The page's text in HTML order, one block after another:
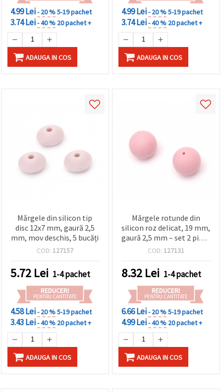
4.99 Lei- 20 %5-19 pachet
3.74 Lei- 40 % 20 pachet +
ADAUGA IN COS
4.99 Lei- 20 %5-19 pachet
3.74 Lei- 40 % 20 pachet +
ADAUGA IN COS
Mărgele din silicon tip
disc 12x7 mm, gaură 2,5
mm, mov deschis, 5 bucăți
COD: 127157
5.72 Lei 1-4 pachet
REDUCERI
PENTRU CANTITATE
4.58 Lei- 20 %5-19 pachet
3.43 Lei- 40 % 20 pachet +
ADAUGA IN COS
Mărgele rotunde din
silicon roz delicat, 19 mm,
gaură 2,5 mm – set 2 piese
superbe pentru bijuterii
creative
COD: 127131
8.32 Lei 1-4 pachet
REDUCERI
PENTRU CANTITATE
6.66 Lei- 20 %5-19 pachet
4.99 Lei- 40 % 20 pachet +
ADAUGA IN COS